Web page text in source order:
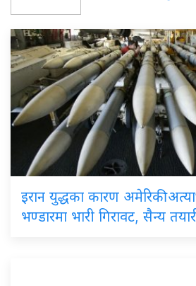
इरान युद्धका कारण अमेरिकी
भण्डारमा भारी गिरावट, सैन्य